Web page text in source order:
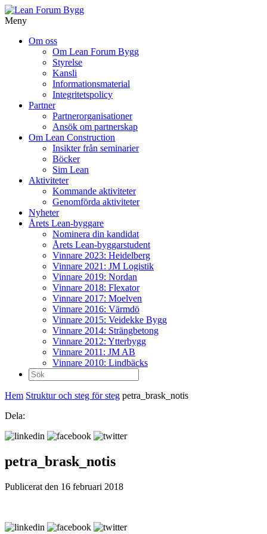
Meny
Om oss
Om Lean Forum Bygg
Styrelse
Kansli
Informationsmaterial
Integritetspolicy
Partner
Partnerorganisationer
Ansök om partnerskap
Om Lean Construction
Insikter från seminarier
Böcker
Sim Lean
Aktiviteter
Kommande aktiviteter
Genomförda aktiviteter
Nyheter
Årets Lean-byggare
Nominera din kandidat
Årets Lean-byggarstudent
Vinnare 2023: Heidelberg
Vinnare 2021: JM Logistik
Vinnare 2019: Nordan
Vinnare 2018: Flexator
Vinnare 2017: Moelven
Vinnare 2016: Värmdö
Vinnare 2015: Veidekke Bygg
Vinnare 2014: Strängbetong
Vinnare 2012: Ytterbygg
Vinnare 2011: JM AB
Vinnare 2010: Lindbäcks
Sök
efter:
Hem Struktur och steg för steg petra_brask_notis
Dela:
petra_brask_notis
Publicerat den 16 februari 2018